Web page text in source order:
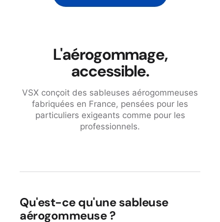
L'aérogommage,
accessible.
VSX conçoit des sableuses aérogommeuses
fabriquées en France, pensées pour les
particuliers exigeants comme pour les
professionnels.
Qu'est-ce qu'une sableuse
aérogommeuse ?